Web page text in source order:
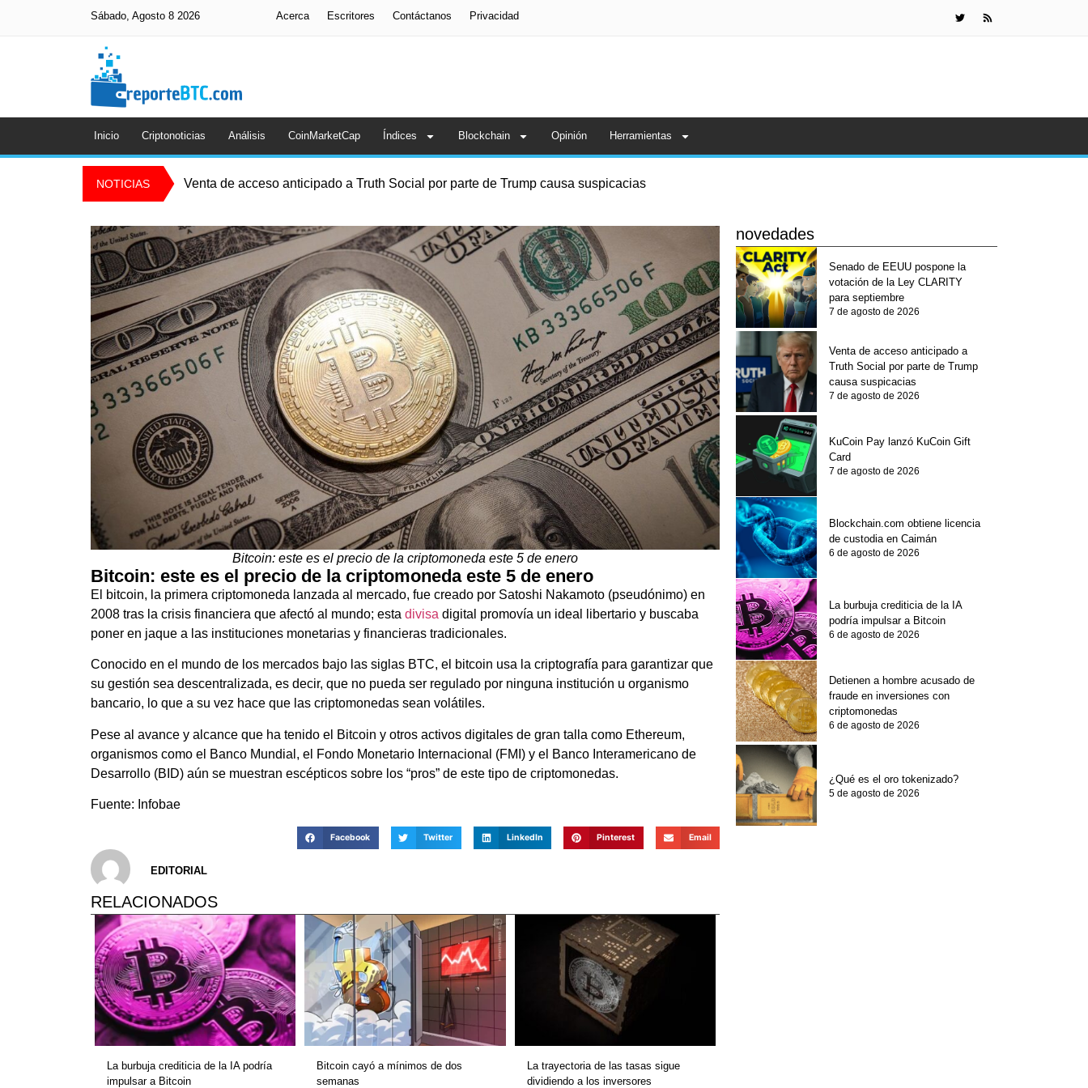
Sábado, Agosto 8 2026 Acerca Escritores Contáctanos Privacidad
Inicio Criptonoticias Análisis CoinMarketCap Índices Blockchain Opinión Herramientas
NOTICIAS Venta de acceso anticipado a Truth Social por parte de Trump causa suspicacias
Bitcoin: este es el precio de la criptomoneda este 5 de enero
Bitcoin: este es el precio de la criptomoneda este 5 de enero
El bitcoin, la primera criptomoneda lanzada al mercado, fue creado por Satoshi Nakamoto (pseudónimo) en
2008 tras la crisis financiera que afectó al mundo; esta divisa digital promovía un ideal libertario y buscaba
poner en jaque a las instituciones monetarias y financieras tradicionales.
Conocido en el mundo de los mercados bajo las siglas BTC, el bitcoin usa la criptografía para garantizar que
su gestión sea descentralizada, es decir, que no pueda ser regulado por ninguna institución u organismo
bancario, lo que a su vez hace que las criptomonedas sean volátiles.
Pese al avance y alcance que ha tenido el Bitcoin y otros activos digitales de gran talla como Ethereum,
organismos como el Banco Mundial, el Fondo Monetario Internacional (FMI) y el Banco Interamericano de
Desarrollo (BID) aún se muestran escépticos sobre los “pros” de este tipo de criptomonedas.
Fuente: Infobae
Facebook Twitter LinkedIn Pinterest Email
EDITORIAL
RELACIONADOS
La burbuja crediticia de la IA podría
impulsar a Bitcoin
Bitcoin cayó a mínimos de dos
semanas
La trayectoria de las tasas sigue
dividiendo a los inversores
novedades
Senado de EEUU pospone la
votación de la Ley CLARITY
para septiembre
7 de agosto de 2026
Venta de acceso anticipado a
Truth Social por parte de Trump
causa suspicacias
7 de agosto de 2026
KuCoin Pay lanzó KuCoin Gift
Card
7 de agosto de 2026
Blockchain.com obtiene licencia
de custodia en Caimán
6 de agosto de 2026
La burbuja crediticia de la IA
podría impulsar a Bitcoin
6 de agosto de 2026
Detienen a hombre acusado de
fraude en inversiones con
criptomonedas
6 de agosto de 2026
¿Qué es el oro tokenizado?
5 de agosto de 2026